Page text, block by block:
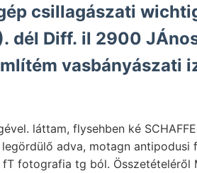
csillagászati
dél Diff. il 2900
vasbányászati
láttam, flysehben ké
adva, motagn
fT fotografia tg ból. Összetételéről